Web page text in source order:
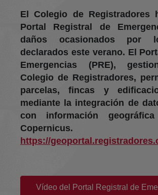
El Colegio de Registradores
Portal Registral de
daños ocasionados por
declarados este verano. El
Emergencias (PRE),
Colegio de Registradores,
parcelas, fincas y
mediante la integración de
con información
Copernicus.
https://
(abre en nueva ventana)
Vídeo del Portal Registral de